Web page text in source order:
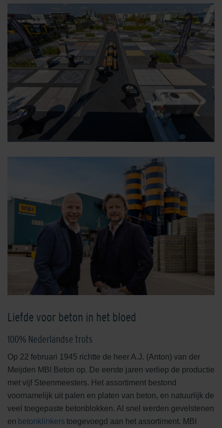
Liefde voor beton in het bloed
100% Nederlandse trots
Op 22 februari 1945 richtte de heer A.J. (Anton) van der
Meijden MBI Beton op. De eerste jaren verliep de productie
met vijf Steenmeesters. Het assortiment bestond
voornamelijk uit palen en platen van beton, en natuurlijk de
veel toegepaste betonblokken. Al snel werden gevelstenen
en betonklinkers toegevoegd aan het assortiment. MBI